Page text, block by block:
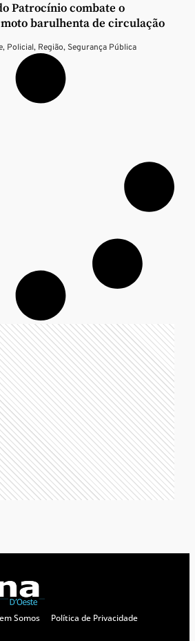
Patrocínio combate o
barulhenta de circulação
, Policial, Região, Segurança Pública
Somos Política de Privacidade